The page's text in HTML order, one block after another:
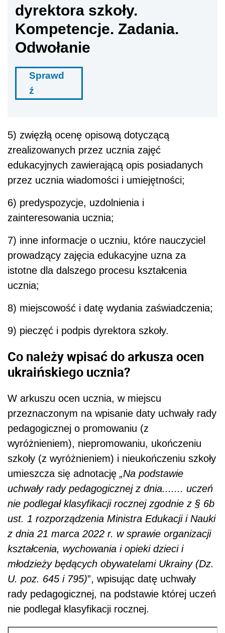
dyrektora szkoły.
Kompetencje. Zadania.
Odwołanie
Sprawd
ź
5) zwięzłą ocenę opisową dotyczącą
zrealizowanych przez ucznia zajęć
edukacyjnych zawierającą opis posiadanych
przez ucznia wiadomości i umiejętności;
6) predyspozycje, uzdolnienia i
zainteresowania ucznia;
7) inne informacje o uczniu, które nauczyciel
prowadzący zajęcia edukacyjne uzna za
istotne dla dalszego procesu kształcenia
ucznia;
8) miejscowość i datę wydania zaświadczenia;
9) pieczęć i podpis dyrektora szkoły.
Co należy wpisać do arkusza ocen
ukraińskiego ucznia?
W arkuszu ocen ucznia, w miejscu
przeznaczonym na wpisanie daty uchwały rady
pedagogicznej o promowaniu (z
wyróżnieniem), niepromowaniu, ukończeniu
szkoły (z wyróżnieniem) i nieukończeniu szkoły
umieszcza się adnotację „Na podstawie
uchwały rady pedagogicznej z dnia....... uczeń
nie podlegał klasyfikacji rocznej zgodnie z § 6b
ust. 1 rozporządzenia Ministra Edukacji i Nauki
z dnia 21 marca 2022 r. w sprawie organizacji
kształcenia, wychowania i opieki dzieci i
młodzieży będących obywatelami Ukrainy (Dz.
U. poz. 645 i 795)”, wpisując datę uchwały
rady pedagogicznej, na podstawie której uczeń
nie podlegał klasyfikacji rocznej.